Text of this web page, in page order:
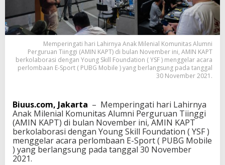
i
r
A
M
I
N
K
A
e
n
g
g
e
l
Memperingati hari Lahirnya Anak Milenial Komunitas Alumni
Perguruan Tiinggi (AMIN KAPT) di bulan November ini, AMIN KAPT
berkolaborasi dengan Young Skill Foundation ( YSF ) menggelar acara
perlombaan E-Sport ( PUBG Mobile ) yang berlangsung pada tanggal
30 November 2021.
Biuus.com, Jakarta – Memperingati hari Lahirnya
Anak Milenial Komunitas Alumni Perguruan Tiinggi
(AMIN KAPT) di bulan November ini, AMIN KAPT
berkolaborasi dengan Young Skill Foundation ( YSF )
menggelar acara perlombaan E-Sport ( PUBG Mobile
) yang berlangsung pada tanggal 30 November
2021.